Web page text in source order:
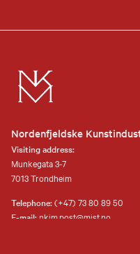
Nordenfjeldske
Visiting address:
Munkegata 3-7
7013 Trondheim
Telephone:(+47) 73 80 89 50
E-mail: nkim.post@mist.no